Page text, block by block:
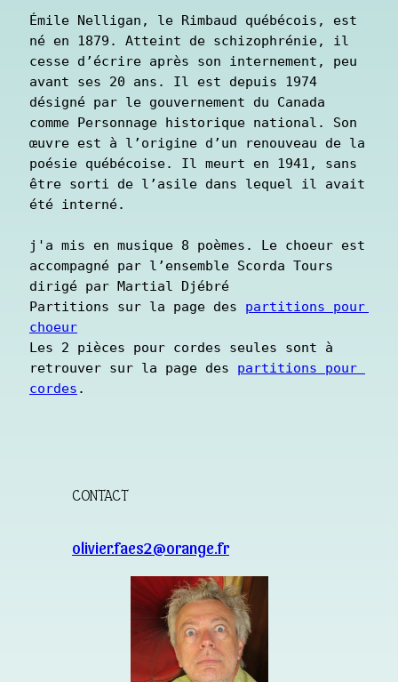
Émile Nelligan, le Rimbaud québécois, est
né en 1879. Atteint de schizophrénie, il
cesse d’écrire après son internement, peu
avant ses 20 ans. Il est depuis 1974
désigné par le gouvernement du Canada
comme Personnage historique national. Son
œuvre est à l’origine d’un renouveau de la
poésie québécoise. Il meurt en 1941, sans
être sorti de l’asile dans lequel il avait
été interné.
j'a mis en musique 8 poèmes. Le choeur est
accompagné par l’ensemble Scorda Tours
dirigé par Martial Djébré
Partitions sur la page des partitions pour
choeur
Les 2 pièces pour cordes seules sont à
retrouver sur la page des partitions pour
cordes .
CONTACT
olivier.faes2@orange.fr